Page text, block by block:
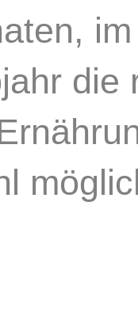
die